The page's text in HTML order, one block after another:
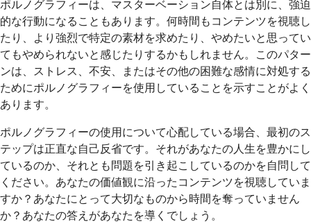
ポルノグラフィーは、マスターベーション自体とは別に、強迫
的な行動になることもあります。何時間もコンテンツを視聴し
たり、より強烈で特定の素材を求めたり、やめたいと思ってい
てもやめられないと感じたりするかもしれません。このパター
ンは、ストレス、不安、またはその他の困難な感情に対処する
ためにポルノグラフィーを使用していることを示すことがよく
あります。
ポルノグラフィーの使用について心配している場合、最初のス
テップは正直な自己反省です。それがあなたの人生を豊かにし
ているのか、それとも問題を引き起こしているのかを自問して
ください。あなたの価値観に沿ったコンテンツを視聴していま
すか？あなたにとって大切なものから時間を奪っていません
か？あなたの答えがあなたを導くでしょう。